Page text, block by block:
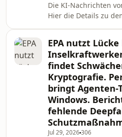
Die KI-Nachrichten
Hier die Details zu
Besprechungen per
Quelle:
https://www.heise.de/
zu-Plaud-Co-Granola-
Besprechungen-per-
11382621.html?
Neue Befugnisse:
über
EPA nutzt Lücke
findet
Kryptografie.
bringt Agenten-
Windows.
fehlende
Jul 29, 2026306